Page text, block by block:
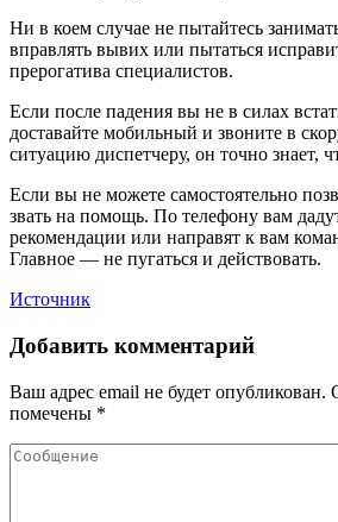
Ни в коем случае не пытайтесь
вправлять вывих или пытаться
прерогатива специалистов.
Если после падения вы не в силах
доставайте мобильный и звоните в
ситуацию диспетчеру, он точно знает,
Если вы не можете самостоятельно
звать на помощь. По телефону вам
рекомендации или направят к вам
Главное — не пугаться и действовать.
Источник
Добавить комментарий
Ваш адрес email не будет опубликован.
помечены *